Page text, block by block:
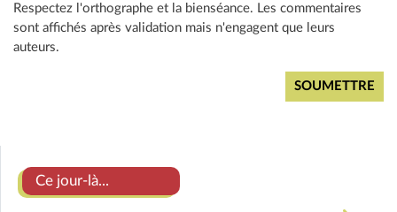
Respectez l'orthographe et la bienséance. Les commentaires
sont affichés après validation mais n'engagent que leurs
auteurs.
Ce jour-là...